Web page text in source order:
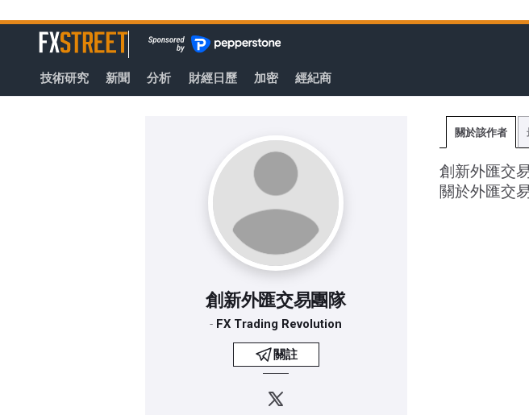
至
容
FXStreet
技術研究 新聞 分析 財經日歷 加密 經紀商
創新外匯交易團隊
- FX Trading Revolution
關註
關於該作者
創新外匯交
關於外匯交